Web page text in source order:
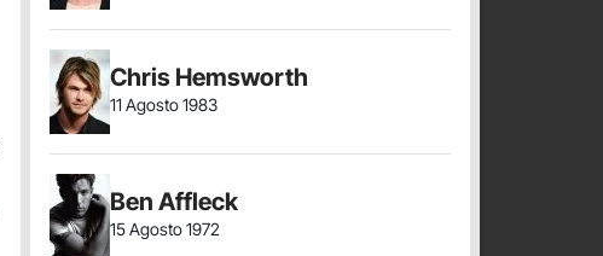
Chris Hemsworth
11 Agosto 1983
Ben Affleck
15 Agosto 1972